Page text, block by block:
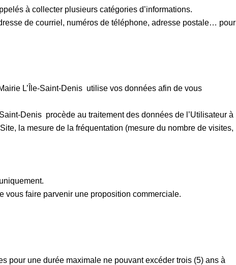
à collecter plusieurs catégories d’informations.
de courriel, numéros de téléphone, adresse postale… pour
L’Île-Saint-Denis utilise vos données afin de vous
Denis procède au traitement des données de l’Utilisateur à
la mesure de la fréquentation (mesure du nombre de visites,
vous faire parvenir une proposition commerciale.
pour une durée maximale ne pouvant excéder trois (5) ans à